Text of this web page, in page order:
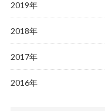
2019年
2018年
2017年
2016年